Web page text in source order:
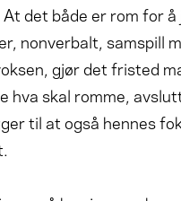
det både er rom for å
nonverbalt, samspill
gjør det fristed
hva skal romme,
til at også hennes